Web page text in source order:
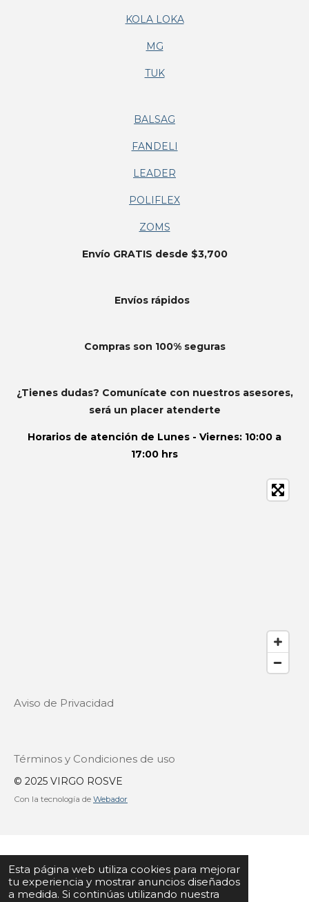
Esta página web utiliza cookies para mejorar
tu experiencia y mostrar anuncios diseñados
a medida. Si continúas utilizando nuestra
KOLA LOKA
MG
TUK
BALSAG
FANDELI
LEADER
POLIFLEX
ZOMS
Envío GRATIS desde $3,700
Envíos rápidos
Compras son 100% seguras
¿Tienes dudas? Comunícate con nuestros asesores,
será un placer atenderte
Horarios de atención de Lunes - Viernes: 10:00 a
17:00 hrs
Aviso de Privacidad
Términos y Condiciones de uso
© 2025 VIRGO ROSVE
Con la tecnología de Webador